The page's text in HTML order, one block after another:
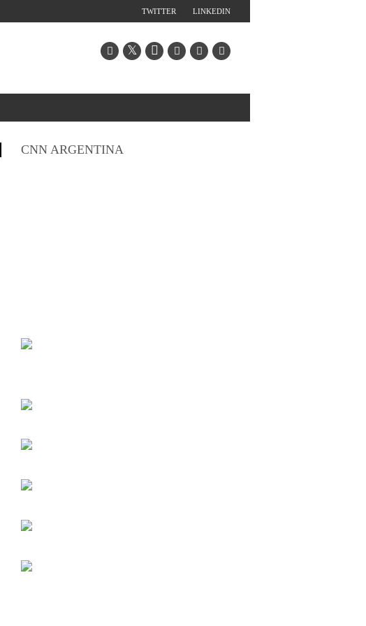
LINKEDIN
TWITTER
CNN ARGENTINA